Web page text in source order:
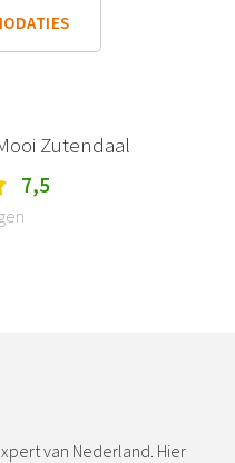
Zutendaal
7,5
van Nederland. Hier